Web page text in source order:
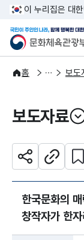
이 누리집은 대
문화체육
국민이
홈
알림·소식
보도·뉴스 보도
보도자료
열기
공유하기주소복사
관
한국문화의
창작자가 한자